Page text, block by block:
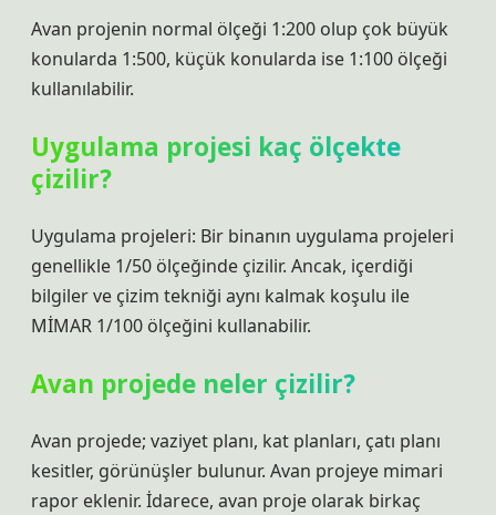
Avan projenin normal ölçeği 1:200 olup çok büyük
konularda 1:500, küçük konularda ise 1:100 ölçeği
kullanılabilir.
Uygulama projesi kaç ölçekte
çizilir?
Uygulama projeleri: Bir binanın uygulama projeleri
genellikle 1/50 ölçeğinde çizilir. Ancak, içerdiği
bilgiler ve çizim tekniği aynı kalmak koşulu ile
MİMAR 1/100 ölçeğini kullanabilir.
Avan projede neler çizilir?
Avan projede; vaziyet planı, kat planları, çatı planı
kesitler, görünüşler bulunur. Avan projeye mimari
rapor eklenir. İdarece, avan proje olarak birkaç